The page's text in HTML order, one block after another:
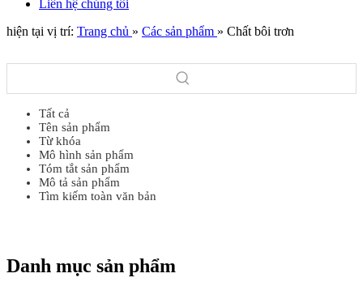
Liên hệ chúng tôi
hiện tại vị trí: Trang chủ » Các sản phẩm » Chất bôi trơn
Tất cả
Tên sản phẩm
Từ khóa
Mô hình sản phẩm
Tóm tắt sản phẩm
Mô tả sản phẩm
Tìm kiếm toàn văn bản
Danh mục sản phẩm